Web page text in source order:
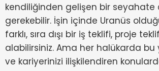
kendiliğinden gelişen bir seyahate
gerekebilir. İşin içinde Uranüs
farklı, sıra dışı bir iş teklifi, proje
alabilirsiniz. Ama her halükarda bu
ve kariyerinizi ilişkilendiren